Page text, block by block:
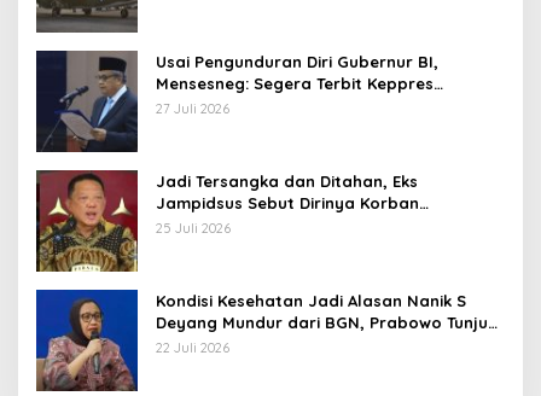
Usai Pengunduran Diri Gubernur BI,
Mensesneg: Segera Terbit Keppres
Pemberhentian dengan Hormat
27 Juli 2026
Jadi Tersangka dan Ditahan, Eks
Jampidsus Sebut Dirinya Korban
Kriminalisasi
25 Juli 2026
Kondisi Kesehatan Jadi Alasan Nanik S
Deyang Mundur dari BGN, Prabowo Tunjuk
Wamentan Sudaryono
22 Juli 2026